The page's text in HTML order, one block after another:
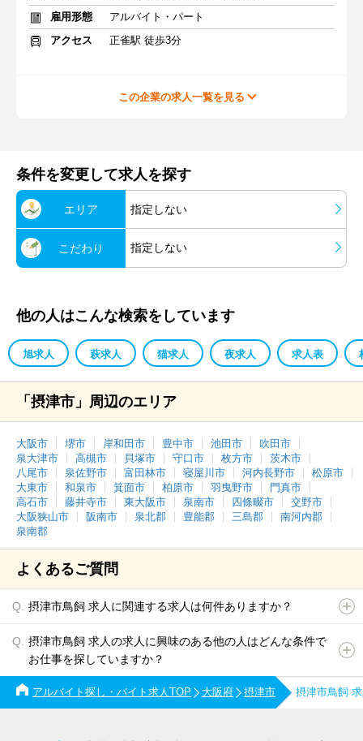
雇用形態
アルバイト・パート
アクセス
正雀駅 徒歩3分
この企業の求人一覧を見る
条件を変更して求人を探す
エリア 指定しない
こだわり 指定しない
他の人はこんな検索をしています
旭求人 萩求人 猫求人 夜求人 求人表
「摂津市」周辺のエリア
大阪市 堺市 岸和田市 豊中市 池田市
吹田市
泉大津市
高槻市 貝塚市 守口市 枚方市
茨木市
八尾市
泉佐野市 富田林市 寝屋川市 河内長野市
松原市
大東市
和泉市 箕面市 柏原市 羽曳野市
門真市
高石市
藤井寺市 東大阪市 泉南市 四條畷市
交野市
大阪狭山市
阪南市 泉北郡 豊能郡 三島郡
南河内郡
泉南郡
よくあるご質問
摂津市鳥飼 求人に関連する求人は何件ありますか？
摂津市鳥飼 求人の求人に興味のある他の人はどんな条件で
お仕事を探していますか？
アルバイト探し・バイト求人TOP 大阪府 摂津市 摂津市鳥飼